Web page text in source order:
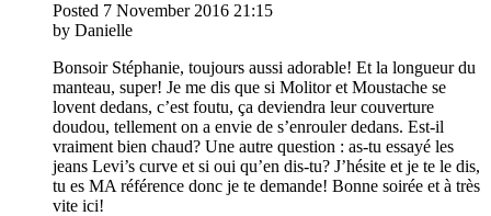
Posted 7 November 2016 21:15
by Danielle
Bonsoir Stéphanie, toujours aussi adorable! Et la longueur du
manteau, super! Je me dis que si Molitor et Moustache se
lovent dedans, c’est foutu, ça deviendra leur couverture
doudou, tellement on a envie de s’enrouler dedans. Est-il
vraiment bien chaud? Une autre question : as-tu essayé les
jeans Levi’s curve et si oui qu’en dis-tu? J’hésite et je te le dis,
tu es MA référence donc je te demande! Bonne soirée et à très
vite ici!